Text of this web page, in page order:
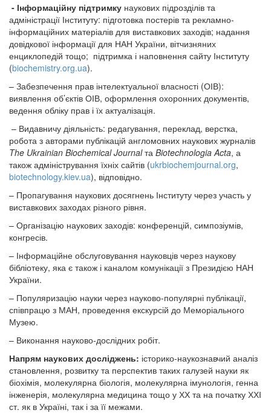
- Інформаційну підтримку наукових підрозділів та
адміністрації Інституту: підготовка постерів та рекламно-
інформаційних матеріалів для виставкових заходів; надання
довідкової інформації для НАН України, вітчизняних
енциклопедій тощо; підтримка і наповнення сайту Інституту
(biochemistry.org.ua).
– Забезпечення прав інтелектуальної власності (ОІВ):
виявлення об’єктів ОІВ, оформлення охоронних документів,
ведення обліку прав і їх актуалізація.
– Видавничу діяльність: редагування, переклад, верстка,
робота з авторами публікацій англомовних наукових журналів
The Ukrainian Biochemical Journalта Biotechnologia Acta, а
також адміністрування їхніх сайтів (ukrbiochemjournal.org,
biotechnology.kiev.ua), відповідно.
– Пропагування наукових досягнень Інституту через участь у
виставкових заходах різного рівня.
– Організацію наукових заходів: конференцій, симпозіумів,
конгресів.
– Інформаційне обслуговування науковців через наукову
бібліотеку, яка є також і каналом комунікації з Президією НАН
України.
– Популяризацію науки через науково-популярні публікації,
співпрацю з МАН, проведення екскурсій до Меморіального
Музею.
– Виконання науково-дослідних робіт.
Напрям наукових досліджень: історико-наукознавчий аналіз
становлення, розвитку та перспектив таких галузей науки як
біохімія, молекулярна біологія, молекулярна імунологія, генна
інженерія, молекулярна медицина тощо у ХХ та на початку ХХІ
ст. як в Україні, так і за її межами.